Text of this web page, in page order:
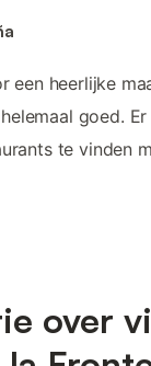
een heerlijke
goed.
te vinden
over